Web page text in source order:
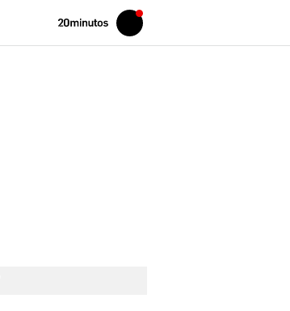
Volver
Iniciar
sesión